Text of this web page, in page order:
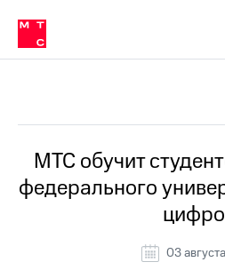
Медиа-центр
и акционерам
Устойчивое развитие
Комплаенс и деловая этика
компании
Карьера
История
компании
в МТС
Пресс-
релизы
о технологиях
МТС обучит
федерального
03